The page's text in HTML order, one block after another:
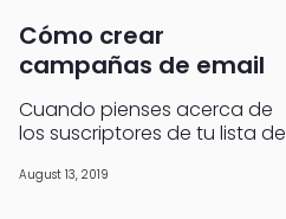
Cómo crear
campañas de email
marketing para
nuevos suscriptores
Cuando pienses acerca de
los suscriptores de tu lista de
personas que debes tener
August 13, 2019